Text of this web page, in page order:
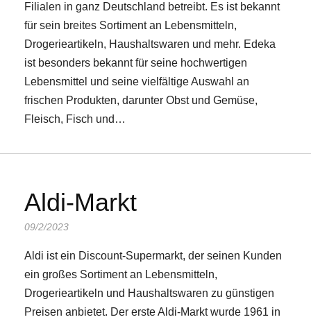
Filialen in ganz Deutschland betreibt. Es ist bekannt
für sein breites Sortiment an Lebensmitteln,
Drogerieartikeln, Haushaltswaren und mehr. Edeka
ist besonders bekannt für seine hochwertigen
Lebensmittel und seine vielfältige Auswahl an
frischen Produkten, darunter Obst und Gemüse,
Fleisch, Fisch und…
Aldi-Markt
09/2/2023
Aldi ist ein Discount-Supermarkt, der seinen Kunden
ein großes Sortiment an Lebensmitteln,
Drogerieartikeln und Haushaltswaren zu günstigen
Preisen anbietet. Der erste Aldi-Markt wurde 1961 in